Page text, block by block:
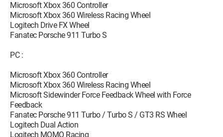
Microsoft Xbox 360 Controller
Microsoft Xbox 360 Wireless Racing Wheel
Logitech Drive FX Wheel
Fanatec Porsche 911 Turbo S
PC :
Microsoft Xbox 360 Controller
Microsoft Xbox 360 Wireless Racing Wheel
Microsoft Sidewinder Force Feedback Wheel with Force
Feedback
Fanatec Porsche 911 Turbo / Turbo S / GT3 RS Wheel
Logitech Dual Action
Logitech MOMO Racing